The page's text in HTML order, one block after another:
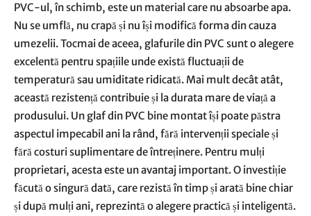
PVC-ul, în schimb, este un material care nu absoarbe apa.
Nu se umflă, nu crapă și nu își modifică forma din cauza
umezelii. Tocmai de aceea, glafurile din PVC sunt o alegere
excelentă pentru spațiile unde există fluctuații de
temperatură sau umiditate ridicată. Mai mult decât atât,
această rezistență contribuie și la durata mare de viață a
produsului. Un glaf din PVC bine montat își poate păstra
aspectul impecabil ani la rând, fără intervenții speciale și
fără costuri suplimentare de întreținere. Pentru mulți
proprietari, acesta este un avantaj important. O investiție
făcută o singură dată, care rezistă în timp și arată bine chiar
și după mulți ani, reprezintă o alegere practică și inteligentă.